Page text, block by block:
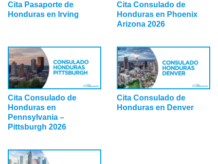
Cita Pasaporte de
Honduras en Irving
Cita Consulado de
Honduras en Phoenix
Arizona 2026
Cita Consulado de
Honduras en
Pennsylvania –
Pittsburgh 2026
Cita Consulado de
Honduras en Denver